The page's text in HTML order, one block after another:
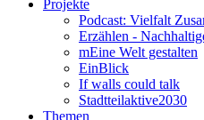
Projekte
Podcast: Vielfalt
Erzählen -
mEine Welt gestalten
EinBlick
If walls could talk
Stadtteilaktive2030
Themen